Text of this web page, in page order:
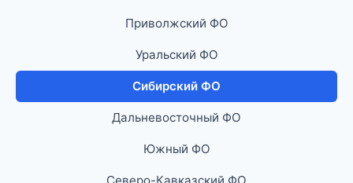
Приволжский ФО
Уральский ФО
Сибирский ФО
Дальневосточный ФО
Южный ФО